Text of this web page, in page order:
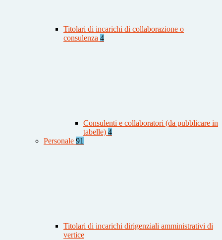
Titolari di incarichi di collaborazione o
consulenza 4
Consulenti e collaboratori (da pubblicare in
tabelle) 4
Personale 91
Titolari di incarichi dirigenziali amministrativi di
vertice